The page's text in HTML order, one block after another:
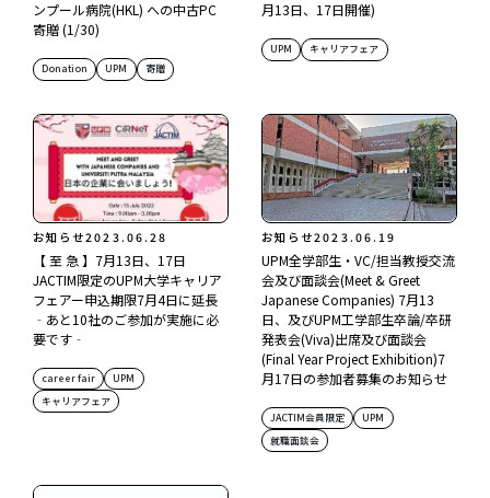
ンプール病院(HKL) への中古PC
寄贈 (1/30)
Donation UPM 寄贈
月13日、17日開催)
UPM キャリアフェア
お知らせ2023.06.28
【 至 急 】7月13日、17日
JACTIM限定のUPM大学キャリア
フェアー申込期限7月4日に延長
‐あと10社のご参加が実施に必
要です‐
career fair
UPM
キャリアフェア
お知らせ2023.06.19
UPM全学部生・VC/担当教授交流
会及び面談会(Meet & Greet
Japanese Companies) 7月13
日、及びUPM工学部生卒論/卒研
発表会(Viva)出席及び面談会
(Final Year Project Exhibition)7
月17日の参加者募集のお知らせ
JACTIM会員限定
UPM
就職面談会